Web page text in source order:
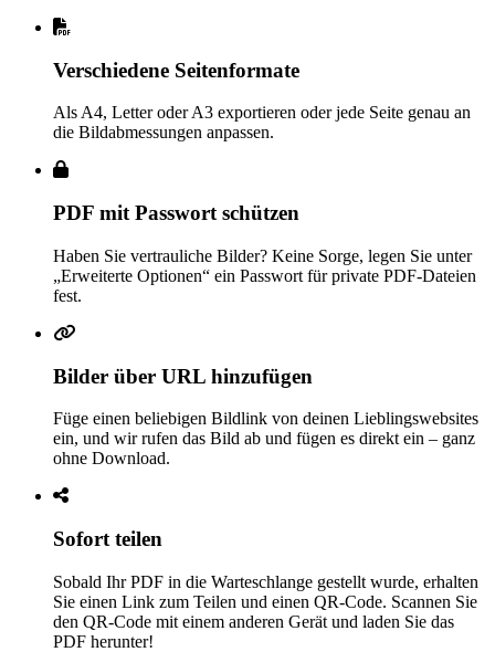
Verschiedene Seitenformate
Als A4, Letter oder A3 exportieren oder jede Seite genau an
die Bildabmessungen anpassen.
PDF mit Passwort schützen
Haben Sie vertrauliche Bilder? Keine Sorge, legen Sie unter
„Erweiterte Optionen“ ein Passwort für private PDF-Dateien
fest.
Bilder über URL hinzufügen
Füge einen beliebigen Bildlink von deinen Lieblingswebsites
ein, und wir rufen das Bild ab und fügen es direkt ein – ganz
ohne Download.
Sofort teilen
Sobald Ihr PDF in die Warteschlange gestellt wurde, erhalten
Sie einen Link zum Teilen und einen QR-Code. Scannen Sie
den QR-Code mit einem anderen Gerät und laden Sie das
PDF herunter!